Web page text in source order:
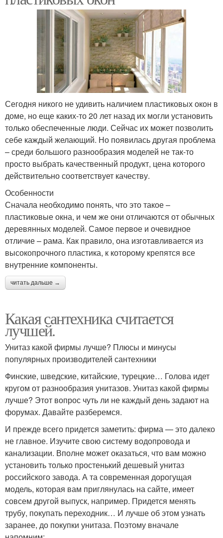
Сегодня никого не удивить наличием пластиковых окон в
доме, но еще каких-то 20 лет назад их могли установить
только обеспеченные люди. Сейчас их может позволить
себе каждый желающий. Но появилась другая проблема
– среди большого разнообразия моделей не так-то
просто выбрать качественный продукт, цена которого
действительно соответствует качеству.
Особенности
Сначала необходимо понять, что это такое –
пластиковые окна, и чем же они отличаются от обычных
деревянных моделей. Самое первое и очевидное
отличие – рама. Как правило, она изготавливается из
высокопрочного пластика, к которому крепятся все
внутренние компоненты.
читать дальше →
Какая сантехника считается
лучшей.
Унитаз какой фирмы лучше? Плюсы и минусы
популярных производителей сантехники
Финские, шведские, китайские, турецкие… Голова идет
кругом от разнообразия унитазов. Унитаз какой фирмы
лучше? Этот вопрос чуть ли не каждый день задают на
форумах. Давайте разберемся.
И прежде всего придется заметить: фирма — это далеко
не главное. Изучите свою систему водопровода и
канализации. Вполне может оказаться, что вам можно
установить только простенький дешевый унитаз
российского завода. А та современная дорогущая
модель, которая вам приглянулась на сайте, имеет
совсем другой выпуск, например. Придется менять
трубу, покупать переходник… И лучше об этом узнать
заранее, до покупки унитаза. Поэтому вначале